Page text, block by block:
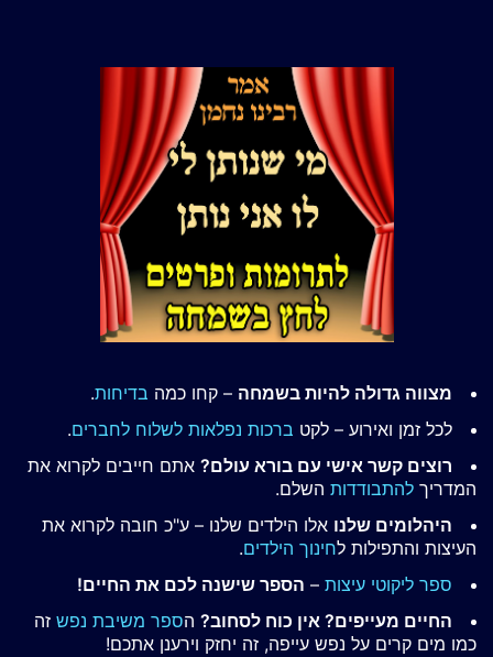
מצווה גדולה להיות בשמחה – קחו כמה בדיחות.
לכל זמן ואירוע – לקט ברכות נפלאות לשלוח לחברים.
רוצים קשר אישי עם בורא עולם? אתם חייבים לקרוא את
המדריך להתבודדות השלם.
היהלומים שלנו אלו הילדים שלנו – ע"כ חובה לקרוא את
העיצות והתפילות לחינוך הילדים.
ספר ליקוטי עיצות – הספר שישנה לכם את החיים!
החיים מעייפים? אין כוח לסחוב? הספר משיבת נפש זה
כמו מים קרים על נפש עייפה, זה יחזק וירענן אתכם!